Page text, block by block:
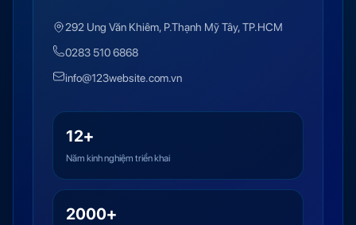
292 Ung Văn Khiêm, P.Thạnh Mỹ Tây, TP.HCM
0283 510 6868
info@123website.com.vn
12+
Năm kinh nghiệm triển khai
2000+